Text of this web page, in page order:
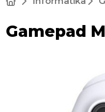
Gamepad